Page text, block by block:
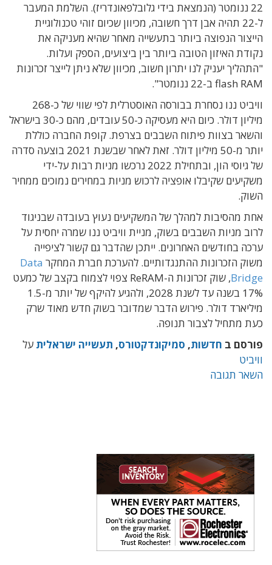
22 ננומטר (הנמצאת בידי גלובלפאונדריז). השלמת המעבר
ל-22 תהיה אבן דרך חשובה, מכיוון שכיום זוהי טכנולוגיית
הייצור הנפוצה ביותר בתעשייה מאחר שהיא מעניקה את
נקודת האיזון הטובה ביותר בין ביצועים, הספק ועלות.
"התהליך יעניק לנו יתרון חשוב, מכיוון שלא ניתן לייצר זכרונות
flash RAM ב-22 ננומטר".
וויביט ננו נסחרת בבורסה האוסטרלית לפי שווי של כ-268
מיליון דולר. כיום היא מעסיקה כ-50 עובדים, מהם כ-30 בישראל
והשאר בצוות פיתוח השבבים בצרפת. קופת החברה כוללת
יותר מ-50 מיליון דולר. זאת לאחר שבשנת 2021 בוצעה סדרה
של גיוסי הון, ובתחילת 2022 נרכשו מניות רבות על-ידי
משקיעים שקיבלו אופציה לרכוש מניות במחירים נמוכים ממחיר
השוק.
אחת מהסיבות למהלך של המשקיעים נעוץ בעובדה שבניגוד
לרוב מניות השבבים בשוק, מניית וויביט ננו שמרה יחסית על
ערכה בחודשים האחרונים. ייתכן שהדבר גם קשור לציפייה
משוק הזכרונות ההתנגדותיים. להערכת חברת המחקר Data
Bridge
, שוק זכרונות ה-ReRAM צפוי לצמוח בקצב של כמעט
17% בשנה עד לשנת 2028, ולהגיע להיקף של יותר מ-1.5
מיליארד דולר. פירוש הדבר שמדובר בשוק חדש מאוד שרק
כעת מתחיל לצבור תנופה.
פורסם ב חדשות, סמיקונדקטורס, תעשייה ישראלית על
וויביט
השאר תגובה